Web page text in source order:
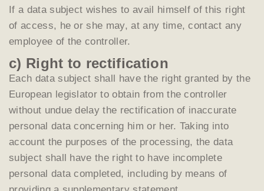
If a data subject wishes to avail himself of this right
of access, he or she may, at any time, contact any
employee of the controller.
c) Right to rectification
Each data subject shall have the right granted by the
European legislator to obtain from the controller
without undue delay the rectification of inaccurate
personal data concerning him or her. Taking into
account the purposes of the processing, the data
subject shall have the right to have incomplete
personal data completed, including by means of